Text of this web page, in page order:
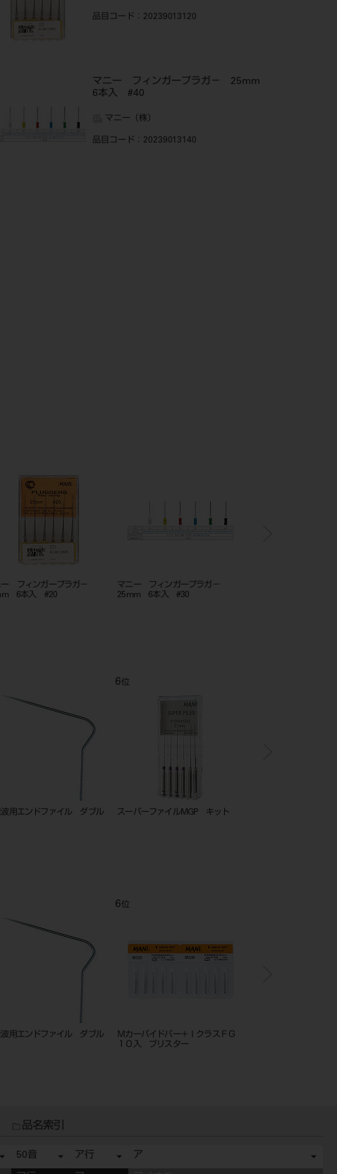
品目コード ：20239013120
マニー フィンガープラガ－ 25mm
6本入 #40
マニー（株）
品目コード ：20239013140
ー フィンガープラガ－
6本入 #20
マニー フィンガープラガ－
25mm 6本入 #30
波用エンドファイル ダブル
6位
スーパーファイルMGP キット
波用エンドファイル ダブル
6位
Ｍカーバイドバー＋ＩクラスＦＧ
１０入 ブリスター
品名索引
50音 ア行 ア